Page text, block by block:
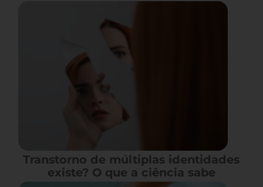
Transtorno de múltiplas identidades
existe? O que a ciência sabe